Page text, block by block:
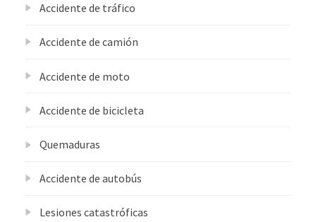
Accidente de tráfico
Accidente de camión
Accidente de moto
Accidente de bicicleta
Quemaduras
Accidente de autobús
Lesiones catastróficas